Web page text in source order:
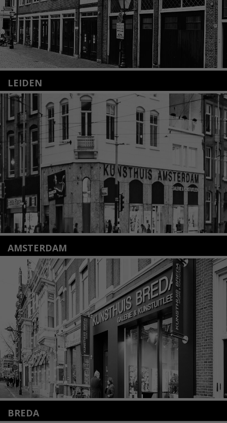
LEIDEN
Nieuwstraat 35
2312 KA Leiden
+31(0)71 – 52 84 480
info@kunsthuisleiden.nl
Lees meer
AMSTERDAM
Amstelveenseweg 135
1075 VX Amsterdam
+31 (0)20 2332546
info@kunsthuisamsterdam.nl
Lees meer
BREDA